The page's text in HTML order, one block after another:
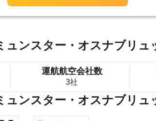
ュンスター・オスナブリュ
運航航空会社数
3社
ュンスター・オスナブリ